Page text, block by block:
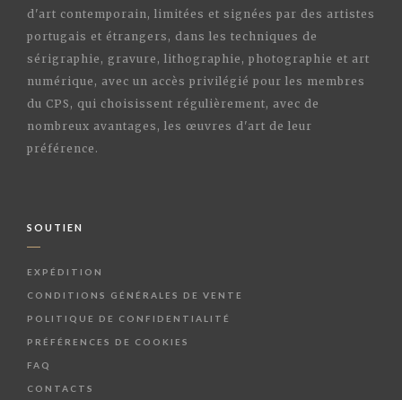
d'art contemporain, limitées et signées par des artistes
portugais et étrangers, dans les techniques de
sérigraphie, gravure, lithographie, photographie et art
numérique, avec un accès privilégié pour les membres
du CPS, qui choisissent régulièrement, avec de
nombreux avantages, les œuvres d'art de leur
préférence.
SOUTIEN
EXPÉDITION
CONDITIONS GÉNÉRALES DE VENTE
POLITIQUE DE CONFIDENTIALITÉ
PRÉFÉRENCES DE COOKIES
FAQ
CONTACTS